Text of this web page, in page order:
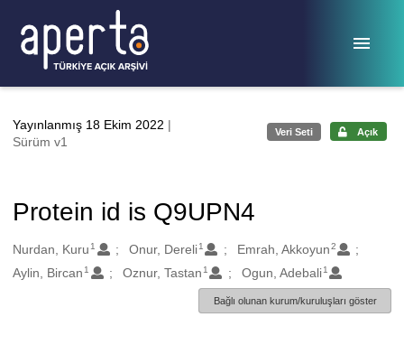
Yayınlanmış 18 Ekim 2022 |
Sürüm v1
Veri Seti Açık
Protein id is Q9UPN4
Oluşturanlar
Nurdan, Kuru 1 Onur, Dereli 1 Emrah, Akkoyun2
Aylin, Bircan 1 Oznur, Tastan 1 Ogun, Adebali 1
Bağlı olunan kurum/kuruluşları göster